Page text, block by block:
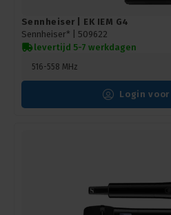
Sennheiser | EK IEM G4
Sennheiser* | 509622
levertijd 5-7 werkdagen
516-558 MHz
Login